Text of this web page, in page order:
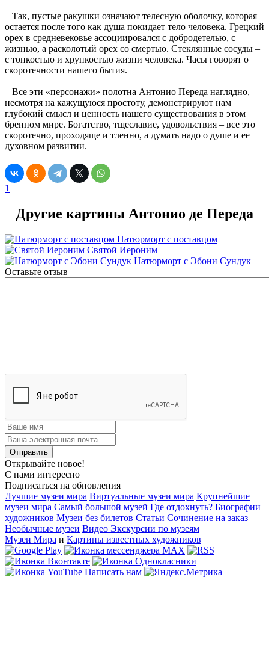
Так, пустые ракушки означают телесную оболочку, которая
остается после того как душа покидает тело человека. Грецкий
орех в средневековье ассоциировался с добродетелью, с
жизнью, а расколотый орех со смертью. Стеклянные сосуды –
с тонкостью и хрупкостью жизни человека. Часы говорят о
скоротечности нашего бытия.
Все эти «персонажи» полотна Антонио Переда наглядно,
несмотря на кажущуюся простоту, демонстрируют нам
глубокий смысл и ценность нашего существования в этом
бренном мире. Богатство, тщеславие, удовольствия – все это
скоротечно, проходяще и тленно, а думать надо о душе и ее
духовном развитии.
1
Другие картины Антонио де Переда
Натюрморт с поставцом
Святой Иероним
Натюрморт с Эбони Сундук
Оставьте отзыв
Открывайте новое!
С нами интересно
Подписаться на обновления
Лучшие музеи мира Виртуальные музеи мира Крупнейшие
музеи мира Самый большой музей Где отдохнуть? Биографии
художников Музеи без билетов Статьи Сочинение на заказ
Необычные музеи Видео Экскурсии по музеям
Музеи Мира и Картины известных художников
Написать нам